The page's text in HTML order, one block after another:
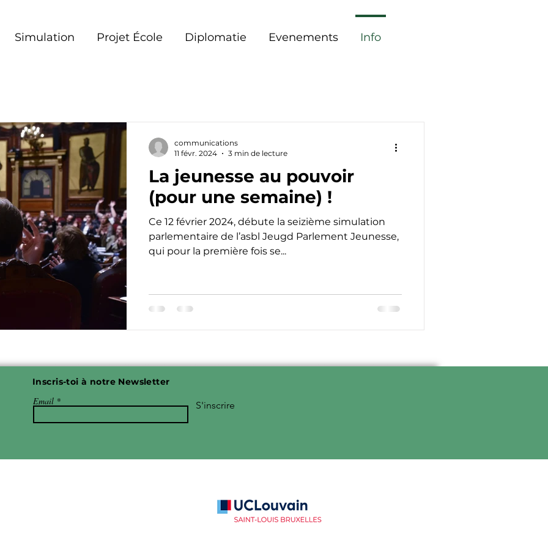
Simulation Projet École Diplomatie Evenements Info
La jeunesse au pouvoir
(pour une semaine) !
Ce 12 février 2024, débute la seizième simulation
parlementaire de l’asbl Jeugd Parlement Jeunesse,
qui pour la première fois se...
communications
11 févr. 2024
3 min de lecture
Inscris-toi à notre Newsletter
Email S'inscrire